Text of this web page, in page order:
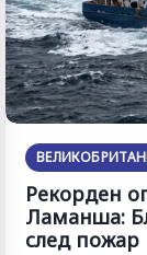
Рекорден
Ламанша:
след пожар